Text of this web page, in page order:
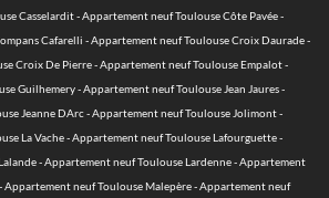
Casselardit-Appartement neuf Toulouse Côte Pavée-
Cafarelli -Appartement neuf Toulouse Croix Daurade-
Croix De Pierre-Appartement neuf Toulouse Empalot-
Guilhemery-Appartement neuf Toulouse Jean Jaures-
Jeanne DArc-Appartement neuf Toulouse Jolimont-
La Vache-Appartement neuf Toulouse Lafourguette-
-Appartement neuf Toulouse Lardenne-Appartement
Appartement neuf Toulouse Malepère-Appartement neuf